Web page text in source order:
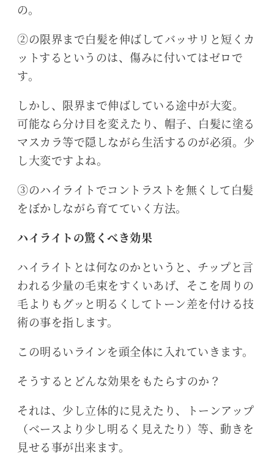
の。
②の限界まで白髪を伸ばしてバッサリと短くカ
ットするというのは、傷みに付いてはゼロで
す。
しかし、限界まで伸ばしている途中が大変。
可能なら分け目を変えたり、帽子、白髪に塗る
マスカラ等で隠しながら生活するのが必須。少
し大変ですよね。
③のハイライトでコントラストを無くして白髪
をぼかしながら育てていく方法。
ハイライトの驚くべき効果
ハイライトとは何なのかというと、チップと言
われる少量の毛束をすくいあげ、そこを周りの
毛よりもグッと明るくしてトーン差を付ける技
術の事を指します。
この明るいラインを頭全体に入れていきます。
そうするとどんな効果をもたらすのか？
それは、少し立体的に見えたり、トーンアップ
（ベースより少し明るく見えたり）等、動きを
見せる事が出来ます。